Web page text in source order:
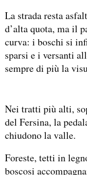
La strada resta
d’alta quota, ma il
curva: i boschi si
sparsi e i versanti
sempre di più la
Nei tratti più alti,
del Fersina, la
chiudono la valle.
Foreste, tetti in
boscosi